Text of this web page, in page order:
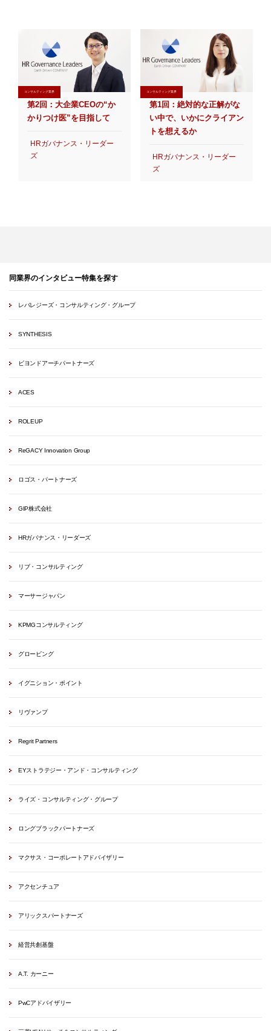
コンサルティング業界
第2回：大企業CEOの“か
かりつけ医”を目指して
HRガバナンス・リーダー
ズ
コンサルティング業界
第1回：絶対的な正解がな
い中で、いかにクライアン
トを想えるか
HRガバナンス・リーダー
ズ
同業界のインタビュー特集を探す
レバレジーズ・コンサルティング・グループ
SYNTHESIS
ビヨンドアーチパートナーズ
ACES
ROLEUP
ReGACY Innovation Group
ロゴス・パートナーズ
GIP株式会社
HRガバナンス・リーダーズ
リブ・コンサルティング
マーサージャパン
KPMGコンサルティング
グロービング
イグニション・ポイント
リヴァンプ
Regrit Partners
EYストラテジー・アンド・コンサルティング
ライズ・コンサルティング・グループ
ロングブラックパートナーズ
マクサス・コーポレートアドバイザリー
アクセンチュア
アリックスパートナーズ
経営共創基盤
A.T. カーニー
PwCアドバイザリー